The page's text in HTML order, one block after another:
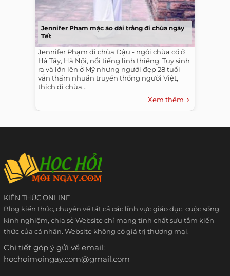
Jennifer Phạm mặc áo dài trắng đi chùa ngày
Tết
Jennifer Phạm đi chùa Đậu - ngôi chùa cổ ở
Hà Tây, Hà Nội, nổi tiếng linh thiêng. Tuy sinh
ra và lớn lên ở Mỹ nhưng người đẹp 28 tuổi
vẫn thấm nhuần truyền thống người Việt,
thích đi chùa...
Xem thêm
KIẾN THỨC ONLINE
Blog kiến thức, chuyên về tất cả các lĩnh vực giáo dục, cuộc sống,
kinh nghiệm, chia sẻ Website chỉ mang tính chất sưu tầm kiến
thức của cá nhân. Website không có giá trị thương mại.
Chi tiết góp ý gửi về email:
hochoimoingay.com@gmail.com